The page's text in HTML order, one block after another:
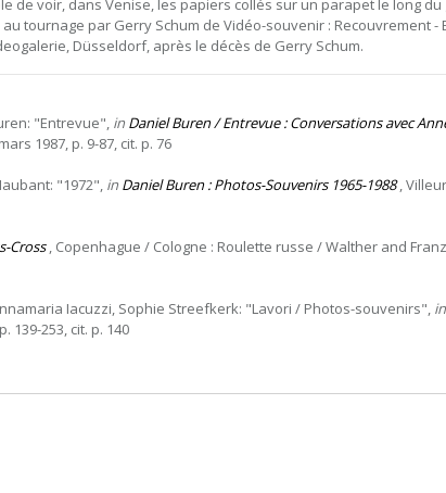
de voir, dans Venise, les papiers collés sur un parapet le long
tournage par Gerry Schum de Vidéo-souvenir : Recouvrement -
Düsseldorf, après le décès de Gerry Schum.
"Entrevue", in Daniel Buren / Entrevue : Conversations avec
1987, p. 9-87, cit. p. 76
"1972", in Daniel Buren : Photos-Souvenirs 1965-1988,
Cross, Copenhague / Cologne : Roulette russe / Walther and
Iacuzzi, Sophie Streefkerk: "Lavori / Photos-souvenirs", in
139-253, cit. p. 140